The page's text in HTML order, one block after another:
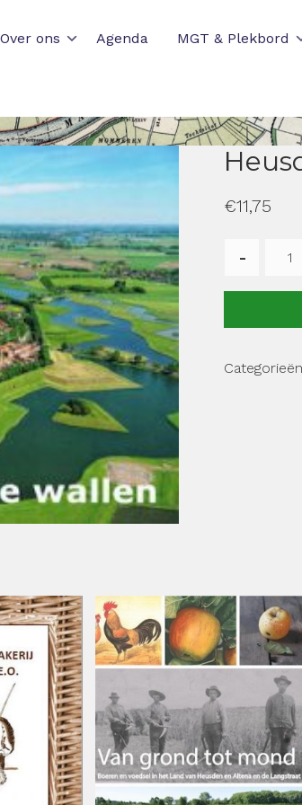
Over ons Agenda MGT & Plekbord
€11,75
Wallen